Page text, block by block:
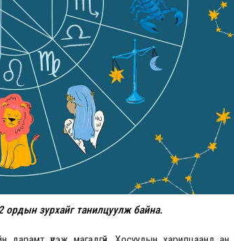
зурхайг танилцуулж байна.
Үзвэрийн хувиарууд